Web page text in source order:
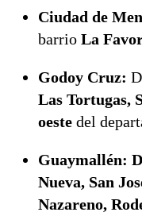
Ciudad de
barrio La
Godoy Cruz:
Las Tortugas,
oeste del
Guaymallén:
Nueva, San
Nazareno,